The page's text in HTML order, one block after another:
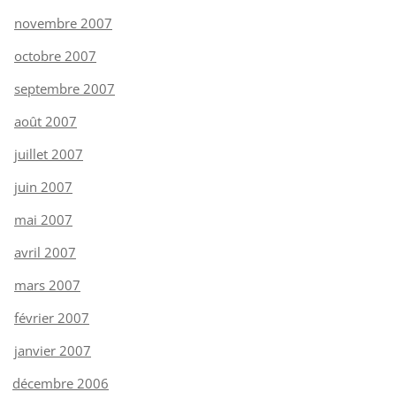
novembre 2007
octobre 2007
septembre 2007
août 2007
juillet 2007
juin 2007
mai 2007
avril 2007
mars 2007
février 2007
janvier 2007
décembre 2006